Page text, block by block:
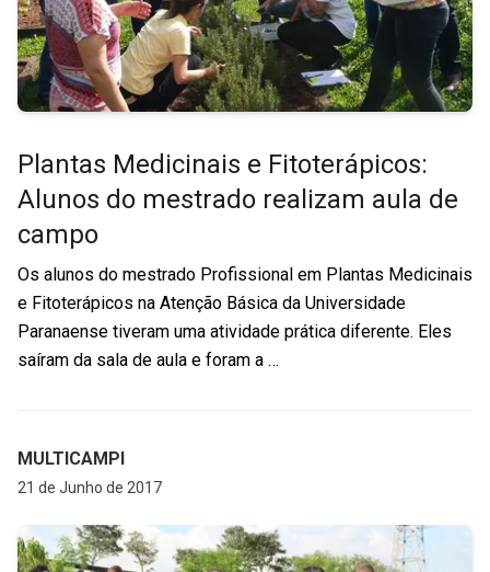
Plantas Medicinais e Fitoterápicos:
Alunos do mestrado realizam aula de
campo
Os alunos do mestrado Profissional em Plantas Medicinais
e Fitoterápicos na Atenção Básica da Universidade
Paranaense tiveram uma atividade prática diferente. Eles
saíram da sala de aula e foram a …
MULTICAMPI
21 de Junho de 2017